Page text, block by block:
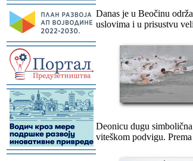
-
-
-
-
Danas je u Beočinu
uslovima i u prisustvu
Deonicu dugu
viteškom podvigu.